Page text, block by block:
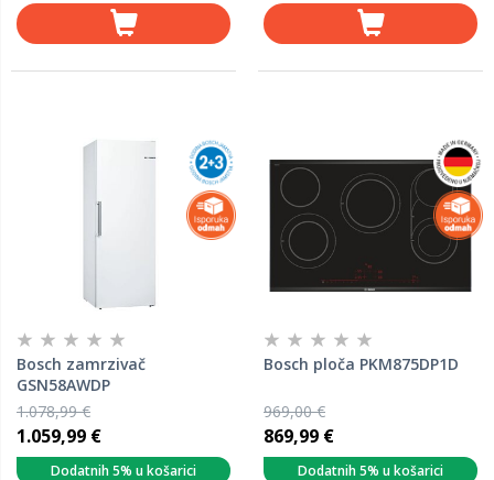
Bosch zamrzivač
GSN58AWDP
1.078,99 €
1.059,99 €
Dodatnih 5% u košarici
Bosch ploča PKM875DP1D
969,00 €
869,99 €
Dodatnih 5% u košarici